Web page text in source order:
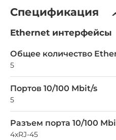
Спецификация
Ethernet интерфейсы
Общее количество
5
Портов 10/100 Mbit/s
5
Разъем порта 10/100
4xRJ-45